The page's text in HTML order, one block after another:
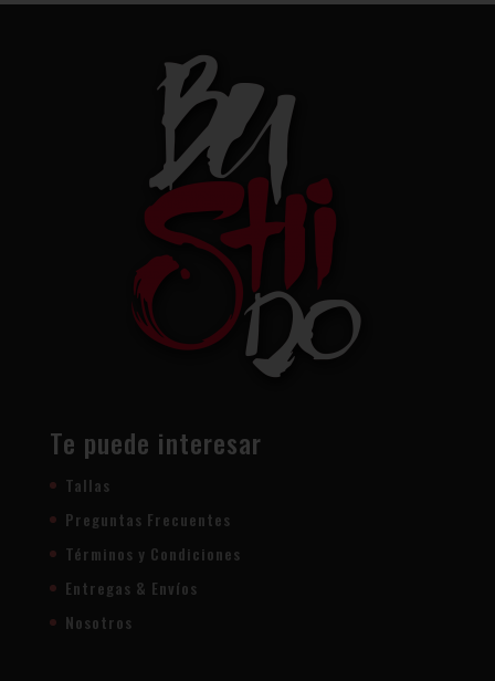
Te puede interesar
Tallas
Preguntas Frecuentes
Términos y Condiciones
Entregas & Envíos
Nosotros